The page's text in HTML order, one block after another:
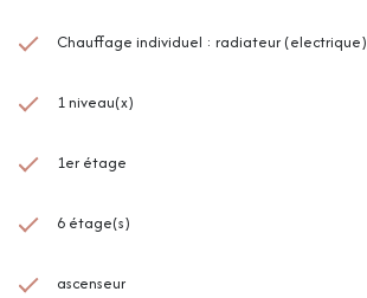
Chauffage individuel : radiateur (electrique)
1 niveau(x)
1er étage
6 étage(s)
ascenseur